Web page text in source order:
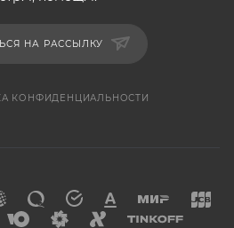
НА РАССЫЛКУ
КОНФИДЕНЦИАЛЬНОСТИ